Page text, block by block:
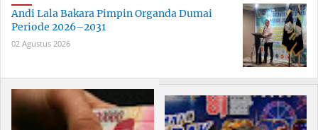
Andi Lala Bakara Pimpin Organda Dumai
Periode 2026–2031
02 Agustus 2026